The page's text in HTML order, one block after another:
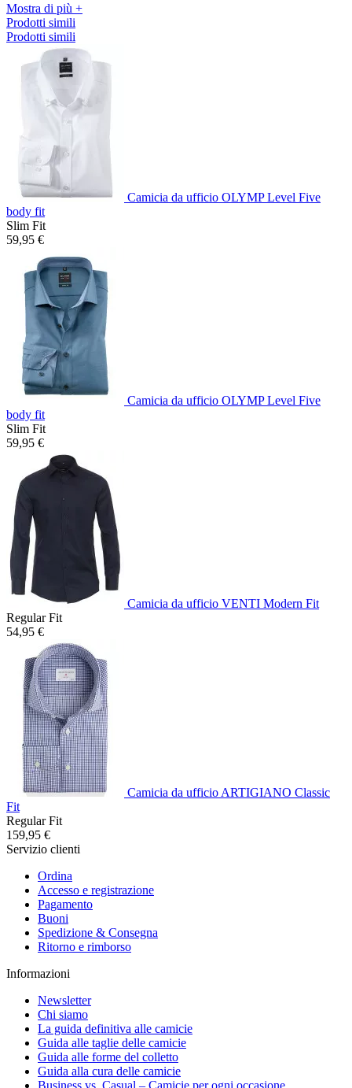
Mostra di più +
Prodotti simili
Prodotti simili
Camicia da ufficio OLYMP Level Five
body fit
Slim Fit
59,95 €
Camicia da ufficio OLYMP Level Five
body fit
Slim Fit
59,95 €
Camicia da ufficio VENTI Modern Fit
Regular Fit
54,95 €
Camicia da ufficio ARTIGIANO Classic
Fit
Regular Fit
159,95 €
Servizio clienti
Ordina
Accesso e registrazione
Pagamento
Buoni
Spedizione & Consegna
Ritorno e rimborso
Informazioni
Newsletter
Chi siamo
La guida definitiva alle camicie
Guida alle taglie delle camicie
Guida alle forme del colletto
Guida alla cura delle camicie
Business vs. Casual – Camicie per ogni occasione